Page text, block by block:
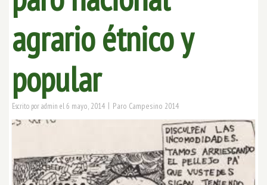
agrario étnico y
popular
Escrito poradmin el6 mayo, 2014 | Paro Campesino 2014